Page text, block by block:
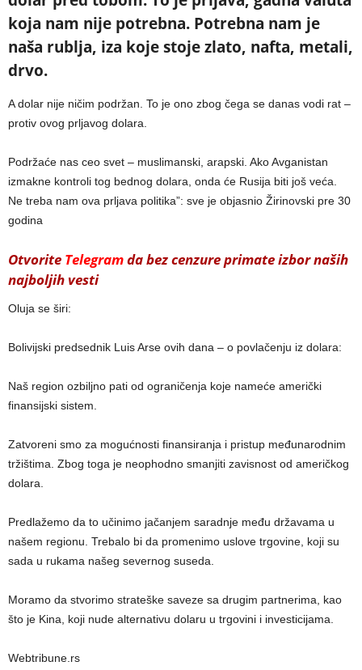
koja nam nije potrebna. Potrebna nam je
naša rublja, iza koje stoje zlato, nafta, metali,
drvo.
A dolar nije ničim podržan. To je ono zbog čega se danas vodi rat –
protiv ovog prljavog dolara.
Podržaće nas ceo svet – muslimanski, arapski. Ako Avganistan
izmakne kontroli tog bednog dolara, onda će Rusija biti još veća.
Ne treba nam ova prljava politika”: sve je objasnio Žirinovski pre 30
godina
Otvorite Telegramda bez cenzure primate izbor naših
najboljih vesti
Oluja se širi:
Bolivijski predsednik Luis Arse ovih dana – o povlačenju iz dolara:
Naš region ozbiljno pati od ograničenja koje nameće američki
finansijski sistem.
Zatvoreni smo za mogućnosti finansiranja i pristup međunarodnim
tržištima. Zbog toga je neophodno smanjiti zavisnost od američkog
dolara.
Predlažemo da to učinimo jačanjem saradnje među državama u
našem regionu. Trebalo bi da promenimo uslove trgovine, koji su
sada u rukama našeg severnog suseda.
Moramo da stvorimo strateške saveze sa drugim partnerima, kao
što je Kina, koji nude alternativu dolaru u trgovini i investicijama.
Webtribune.rs